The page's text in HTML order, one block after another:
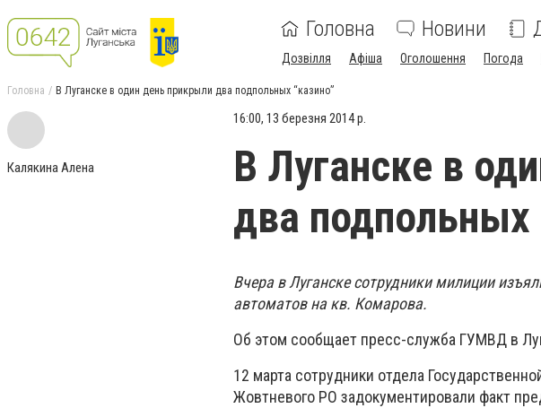
Головна Новини
Дозвілля Афіша Оголошення Погода
Головна В Луганске в один день прикрыли два подпольных “казино”
Калякина Алена
16:00, 13 березня 2014 р.
В Луганске в
два подпольных
Вчера в Луганске сотрудники милиции
автоматов на кв. Комарова.
Об этом сообщает пресс-служба ГУМВД в
12 марта сотрудники отдела
Жовтневого РО задокументировали факт